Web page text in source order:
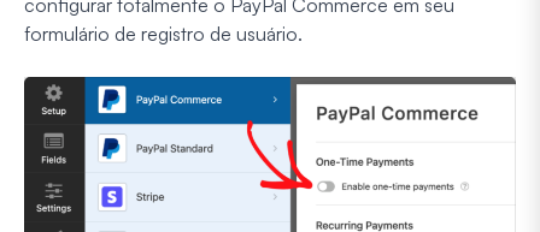
formulário de registro de usuário.